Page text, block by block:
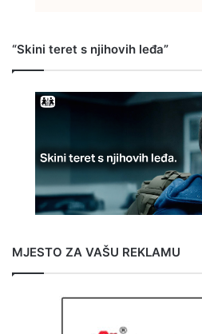
“Skini teret s njihovih leđa”
MJESTO ZA VAŠU REKLAMU